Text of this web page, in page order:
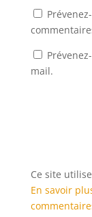
mail.
Ce site
En savoir